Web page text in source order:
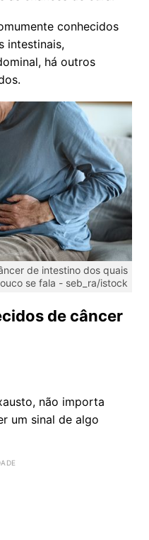
conhecidos
intestinais,
há outros
de intestino dos quais
se fala - seb_ra/istock
de câncer
não importa
um sinal de algo